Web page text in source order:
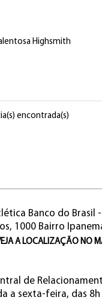
Highsmith
encontrada(s)
Banco do Brasil
1000 Bairro
A LOCALIZAÇÃO NO
de
a sexta-feira, das 8h